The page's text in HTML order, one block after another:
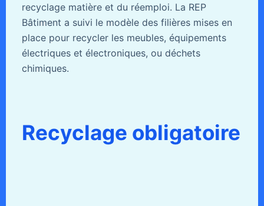
recyclage matière et du réemploi. La REP
Bâtiment a suivi le modèle des filières mises en
place pour recycler les meubles, équipements
électriques et électroniques, ou déchets
chimiques.
Recyclage obligatoire